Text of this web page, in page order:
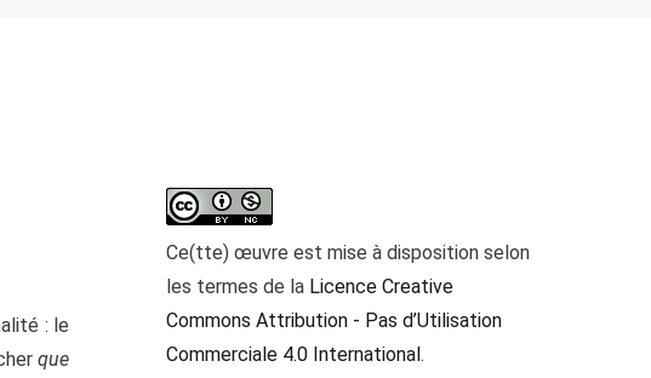
: le
que
Ce(tte) œuvre est mise à disposition selon
les termes de la Licence Creative
Commons Attribution - Pas d’Utilisation
Commerciale 4.0 International .